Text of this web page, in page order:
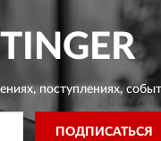
поступлениях,
ПОДПИСАТЬСЯ